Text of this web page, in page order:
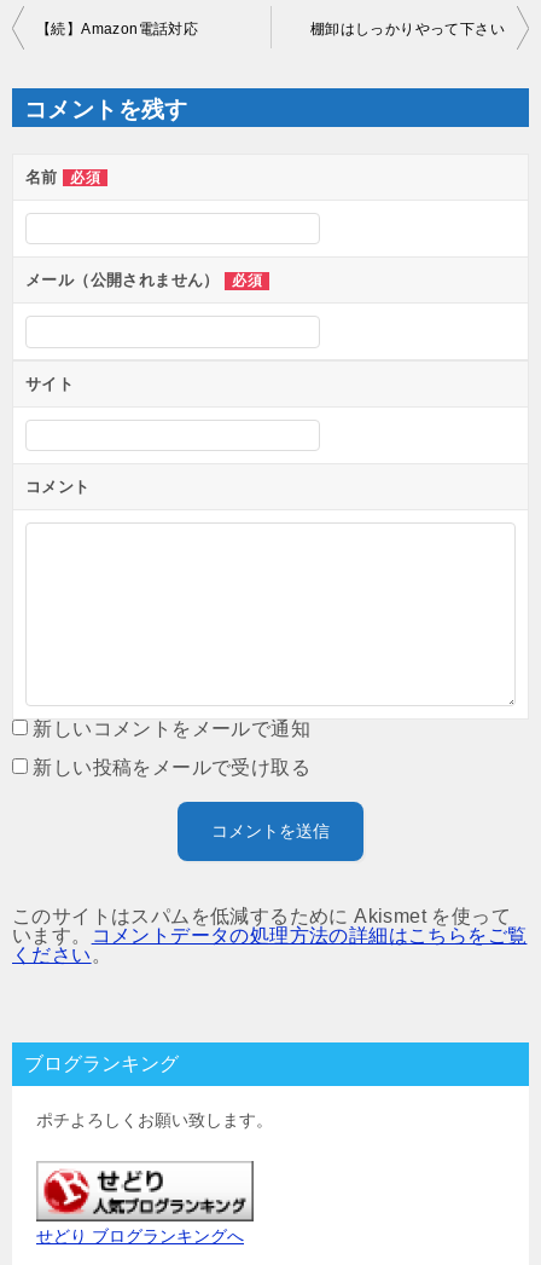
投
稿
ナ
ゲ
ー
シ
ン
【続】Amazon電話対応 棚卸はしっかりやって下さい
コメントを残す
名前 必須
メール（公開されません） 必須
サイト
コメント
新しいコメントをメールで通知
新しい投稿をメールで受け取る
このサイトはスパムを低減するために Akismet を使って
います。
コメントデータの処理方法の詳細はこちらをご覧
ください。
ブログランキング
ポチよろしくお願い致します。
せどり ブログランキングへ